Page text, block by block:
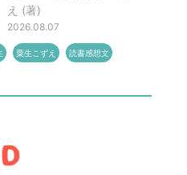
え (著)
2026.08.07
粟生こずえ 読書感想文